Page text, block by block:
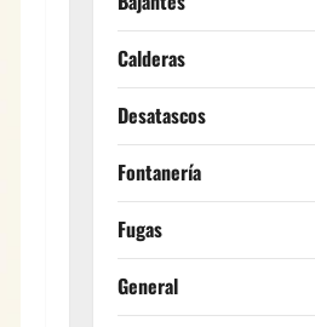
Calderas
Desatascos
Fontanería
Fugas
General